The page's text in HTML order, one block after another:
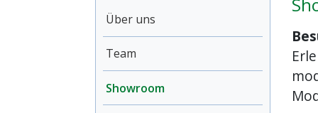
Über uns
Team
Showroom